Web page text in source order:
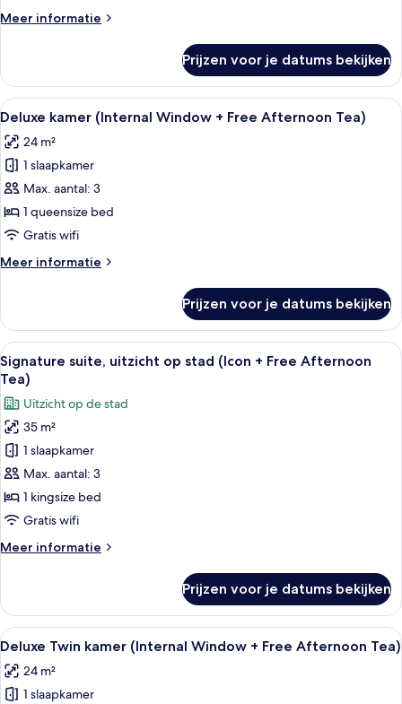
Afternoon
Meer informatie
Meer
kamer
(Double
Window
Free
Afternoon
Prijzen voor je datums bekijken
Alle
foto's
voor
Deluxe
kamer
(Internal
Window
Free
laden
Een slaapkamer met een bed,
10
Deluxe kamer (Internal Window + Free Afternoon Tea)
24 m²
1 slaapkamer
Max. aantal: 3
1 queensize bed
Gratis wifi
Meer informatie
Meer
kamer
(Internal
Window
+
Free
Afternoon
Tea)
Prijzen voor je datums bekijken
Alle
foto's
voor
Signature
suite,
uitzicht
op
stad
(Icon
Free
laden
Signature suite, uitzicht op stad
7
Signature suite, uitzicht op stad (Icon + Free Afternoon
Tea)
Uitzicht op de stad
35 m²
1 slaapkamer
Max. aantal: 3
1 kingsize bed
Gratis wifi
Meer informatie
Meer
suite,
uitzicht
op
(Icon
+
Prijzen voor je datums bekijken
Alle
foto's
voor
Deluxe
Een hotelkamer met twee bedden,
7
Deluxe Twin kamer (Internal Window + Free Afternoon Tea)
24 m²
1 slaapkamer